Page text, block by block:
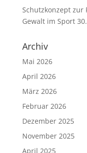
Schutzkonzept
Gewalt im Sport
Archiv
Mai 2026
April 2026
März 2026
Februar 2026
Dezember 2025
November 2025
April 2025